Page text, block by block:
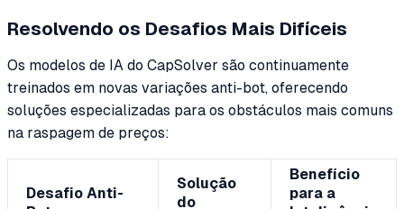
Resolvendo os Desafios Mais Difíceis
Os modelos de IA do CapSolver são continuamente
treinados em novas variações anti-bot, oferecendo
soluções especializadas para os obstáculos mais comuns
na raspagem de preços:
Desafio Anti-
Solução
do
Benefício
para a